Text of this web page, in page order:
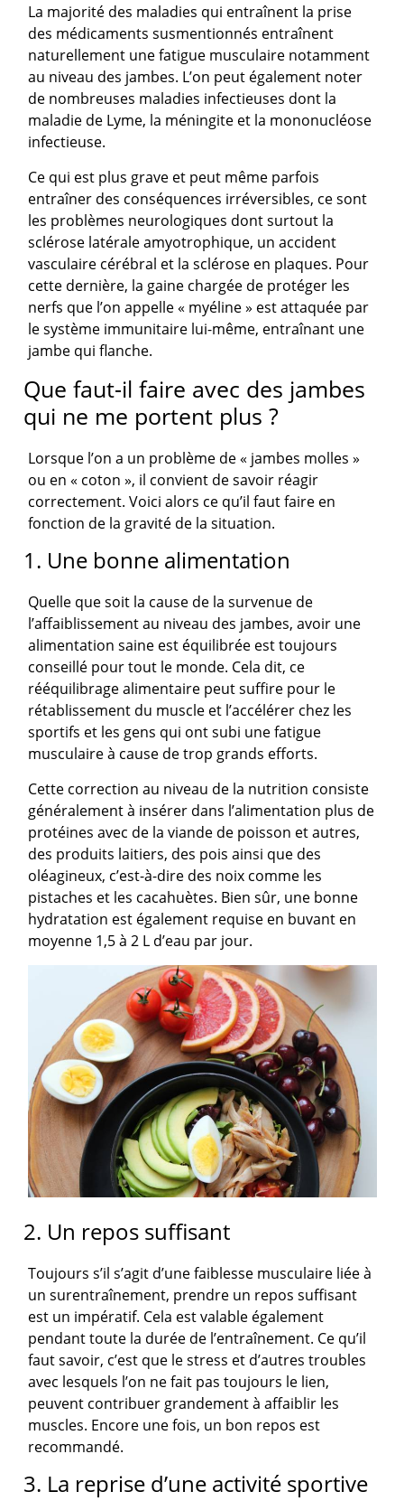
La majorité des maladies qui entraînent la prise
des médicaments susmentionnés entraînent
naturellement une fatigue musculaire notamment
au niveau des jambes. L’on peut également noter
de nombreuses maladies infectieuses dont la
maladie de Lyme, la méningite et la mononucléose
infectieuse.
Ce qui est plus grave et peut même parfois
entraîner des conséquences irréversibles, ce sont
les problèmes neurologiques dont surtout la
sclérose latérale amyotrophique, un accident
vasculaire cérébral et la sclérose en plaques. Pour
cette dernière, la gaine chargée de protéger les
nerfs que l’on appelle « myéline » est attaquée par
le système immunitaire lui-même, entraînant une
jambe qui flanche.
Que faut-il faire avec des jambes
qui ne me portent plus ?
Lorsque l’on a un problème de « jambes molles »
ou en « coton », il convient de savoir réagir
correctement. Voici alors ce qu’il faut faire en
fonction de la gravité de la situation.
1. Une bonne alimentation
Quelle que soit la cause de la survenue de
l’affaiblissement au niveau des jambes, avoir une
alimentation saine est équilibrée est toujours
conseillé pour tout le monde. Cela dit, ce
rééquilibrage alimentaire peut suffire pour le
rétablissement du muscle et l’accélérer chez les
sportifs et les gens qui ont subi une fatigue
musculaire à cause de trop grands efforts.
Cette correction au niveau de la nutrition consiste
généralement à insérer dans l’alimentation plus de
protéines avec de la viande de poisson et autres,
des produits laitiers, des pois ainsi que des
oléagineux, c’est-à-dire des noix comme les
pistaches et les cacahuètes. Bien sûr, une bonne
hydratation est également requise en buvant en
moyenne 1,5 à 2 L d’eau par jour.
2. Un repos suffisant
Toujours s’il s’agit d’une faiblesse musculaire liée à
un surentraînement, prendre un repos suffisant
est un impératif. Cela est valable également
pendant toute la durée de l’entraînement. Ce qu’il
faut savoir, c’est que le stress et d’autres troubles
avec lesquels l’on ne fait pas toujours le lien,
peuvent contribuer grandement à affaiblir les
muscles. Encore une fois, un bon repos est
recommandé.
3. La reprise d’une activité sportive